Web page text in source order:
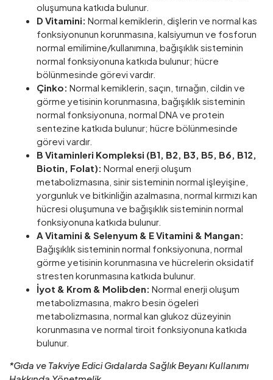
oluşumuna katkıda bulunur.
D Vitamini: Normal kemiklerin, dişlerin ve normal kas
fonksiyonunun korunmasına, kalsiyumun ve fosforun
normal emilimine/kullanımına, bağışıklık sisteminin
normal fonksiyonuna katkıda bulunur; hücre
bölünmesinde görevi vardır.
Çinko: Normal kemiklerin, saçın, tırnağın, cildin ve
görme yetisinin korunmasına, bağışıklık sisteminin
normal fonksiyonuna, normal DNA ve protein
sentezine katkıda bulunur; hücre bölünmesinde
görevi vardır.
B Vitaminleri Kompleksi (B1, B2, B3, B5, B6, B12,
Biotin, Folat): Normal enerji oluşum
metabolizmasına, sinir sisteminin normal işleyişine,
yorgunluk ve bitkinliğin azalmasına, normal kırmızı kan
hücresi oluşumuna ve bağışıklık sisteminin normal
fonksiyonuna katkıda bulunur.
A Vitamini & Selenyum & E Vitamini & Mangan:
Bağışıklık sisteminin normal fonksiyonuna, normal
görme yetisinin korunmasına ve hücrelerin oksidatif
stresten korunmasına katkıda bulunur.
İyot & Krom & Molibden: Normal enerji oluşum
metabolizmasına, makro besin ögeleri
metabolizmasına, normal kan glukoz düzeyinin
korunmasına ve normal tiroit fonksiyonuna katkıda
bulunur.
*Gıda ve Takviye Edici Gıdalarda Sağlık Beyanı Kullanımı